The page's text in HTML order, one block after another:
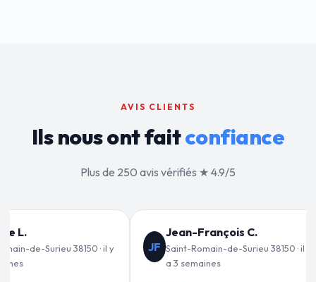
AVIS CLIENTS
Ils nous ont faitconfiance
Plus de 250 avis vérifiés ★ 4.9/5
C.
de-Surieu 38150 · il y
VD
Valérie D.
Saint-Romain-de-Surieu 38150 · il
y a 1 mois